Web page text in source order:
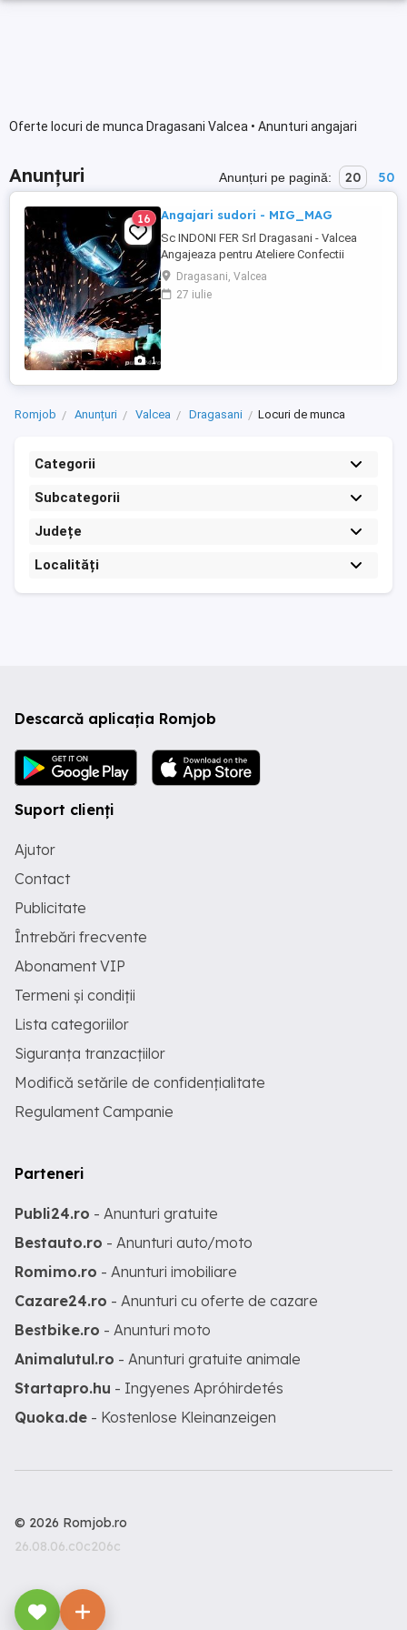
Oferte locuri de munca Dragasani Valcea • Anunturi angajari
Anunțuri Anunțuri pe pagină: 20 50
1
16 Angajari sudori - MIG_MAG
Sc INDONI FER Srl Dragasani - Valcea
Angajeaza pentru Ateliere Confectii
Metalice - 4 SUDORI - MIG_MAG (Salarii
7000Lei-9000Lei) Cautam sa aducem in
echipa oameni de valoare, profesionisti in
Dragasani, Valcea
27 iulie
Romjob Anunțuri Valcea Dragasani Locuri de munca
Categorii
Subcategorii
Județe
Localități
Descarcă aplicația Romjob
Suport clienți
Ajutor
Contact
Publicitate
Întrebări frecvente
Abonament VIP
Termeni și condiții
Lista categoriilor
Siguranța tranzacțiilor
Modifică setările de confidențialitate
Regulament Campanie
Parteneri
Publi24.ro - Anunturi gratuite
Bestauto.ro - Anunturi auto/moto
Romimo.ro - Anunturi imobiliare
Cazare24.ro - Anunturi cu oferte de cazare
Bestbike.ro - Anunturi moto
Animalutul.ro - Anunturi gratuite animale
Startapro.hu - Ingyenes Apróhirdetés
Quoka.de - Kostenlose Kleinanzeigen
© 2026 Romjob.ro
26.08.06.c0c206c